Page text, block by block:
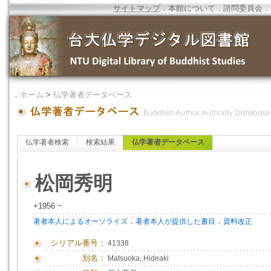
サイトマップ．本館について ．諮問委員会 ．
． ホーム > 仏学著者データベース
仏学著者検索 検索結果 仏学著者データベース
松岡秀明
+1956 ~
著者本人によるオーソライズ ． 著者本人が提供した書目 ． 資料改正
シリアル番号： 41338
別名： Matsuoka, Hideaki